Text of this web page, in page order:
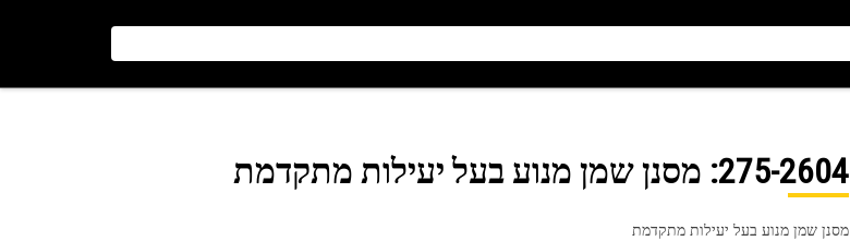
275-2604: מסנן שמן מנוע בעל יעילות מתקדמת
מסנן שמן מנוע בעל יעילות מתקדמת